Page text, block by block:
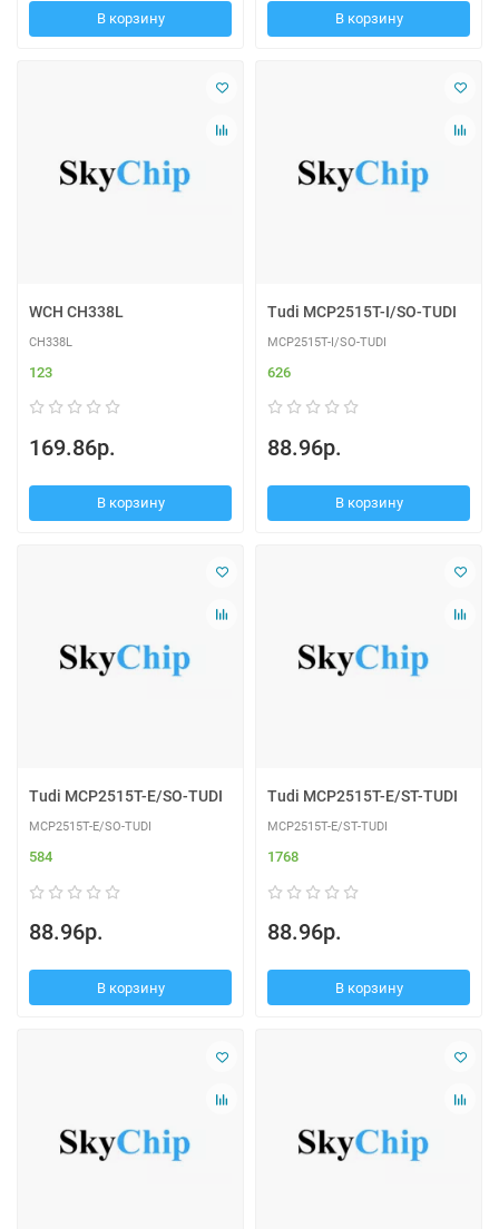
В корзину В корзину
WCH CH338L
CH338L
123
169.86р.
В корзину
Tudi MCP2515T-I/SO-TUDI
MCP2515T-I/SO-TUDI
626
88.96р.
В корзину
Tudi MCP2515T-E/SO-TUDI
MCP2515T-E/SO-TUDI
584
88.96р.
В корзину
Tudi MCP2515T-E/ST-TUDI
MCP2515T-E/ST-TUDI
1768
88.96р.
В корзину